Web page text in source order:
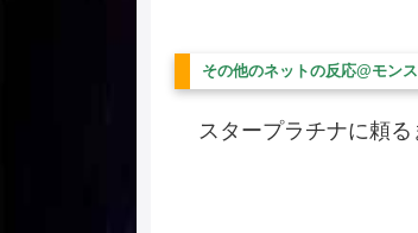
その他のネットの反応@モン
スタープラチナに頼る